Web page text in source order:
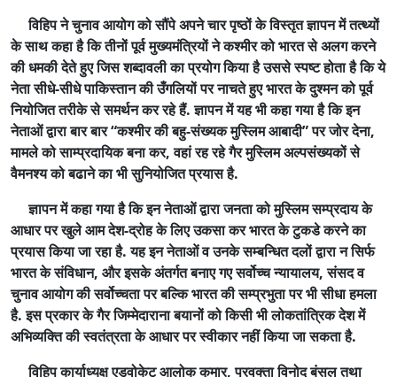
विहिप ने चुनाव आयोग को सौंपे अपने चार पृष्ठों के विस्तृत ज्ञापन में तत्थ्यों
के साथ कहा है कि तीनों पूर्व मुख्यमंत्रियों ने कश्मीर को भारत से अलग करने
की धमकी देते हुए जिस शब्दावली का प्रयोग किया है उससे स्पष्ट होता है कि ये
नेता सीधे-सीधे पाकिस्तान की उँगलियों पर नाचते हुए भारत के दुश्मन को पूर्व
नियोजित तरीके से समर्थन कर रहे हैं. ज्ञापन में यह भी कहा गया है कि इन
नेताओं द्वारा बार बार “कश्मीर की बहु-संख्यक मुस्लिम आबादी” पर जोर देना,
मामले को साम्प्रदायिक बना कर, वहां रह रहे गैर मुस्लिम अल्पसंख्यकों से
वैमनश्य को बढाने का भी सुनियोजित प्रयास है.
ज्ञापन में कहा गया है कि इन नेताओं द्वारा जनता को मुस्लिम सम्प्रदाय के
आधार पर खुले आम देश-द्रोह के लिए उकसा कर भारत के टुकडे करने का
प्रयास किया जा रहा है. यह इन नेताओं व उनके सम्बन्धित दलों द्वारा न सिर्फ
भारत के संविधान, और इसके अंतर्गत बनाए गए सर्वोच्च न्यायालय, संसद व
चुनाव आयोग की सर्वोच्चता पर बल्कि भारत की सम्प्रभुता पर भी सीधा हमला
है. इस प्रकार के गैर जिम्मेदाराना बयानों को किसी भी लोकतांत्रिक देश में
अभिव्यक्ति की स्वतंत्रता के आधार पर स्वीकार नहीं किया जा सकता है.
विहिप कार्याध्यक्ष एडवोकेट आलोक कुमार, प्रवक्ता विनोद बंसल तथा